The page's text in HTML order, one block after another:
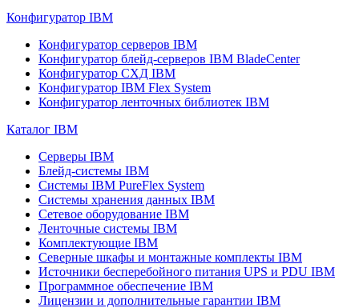
Конфигуратор IBM
Конфигуратор серверов IBM
Конфигуратор блейд-серверов IBM BladeCenter
Конфигуратор СХД IBM
Конфигуратор IBM Flex System
Конфигуратор ленточных библиотек IBM
Каталог IBM
Серверы IBM
Блейд-системы IBM
Системы IBM PureFlex System
Системы хранения данных IBM
Сетевое оборудование IBM
Ленточные системы IBM
Комплектующие IBM
Северные шкафы и монтажные комплекты IBM
Источники бесперебойного питания UPS и PDU IBM
Программное обеспечение IBM
Лицензии и дополнительные гарантии IBM